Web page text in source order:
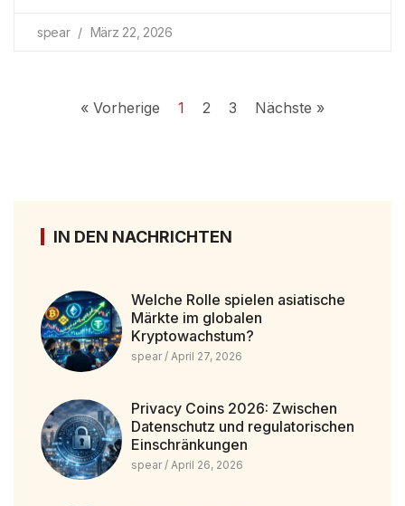
spear März 22, 2026
« Vorherige 1 2 3 Nächste »
IN DEN NACHRICHTEN
Welche Rolle spielen asiatische
Märkte im globalen
Kryptowachstum?
spear April 27, 2026
Privacy Coins 2026: Zwischen
Datenschutz und regulatorischen
Einschränkungen
spear April 26, 2026